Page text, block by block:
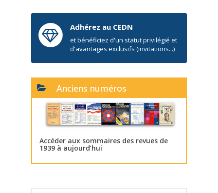
Adhérez au CEDN
et bénéficiez d'un statut privilégié et
d'avantages exclusifs (invitations...)
Anciens numéros
Accéder aux sommaires des revues de
1939 à aujourd’hui